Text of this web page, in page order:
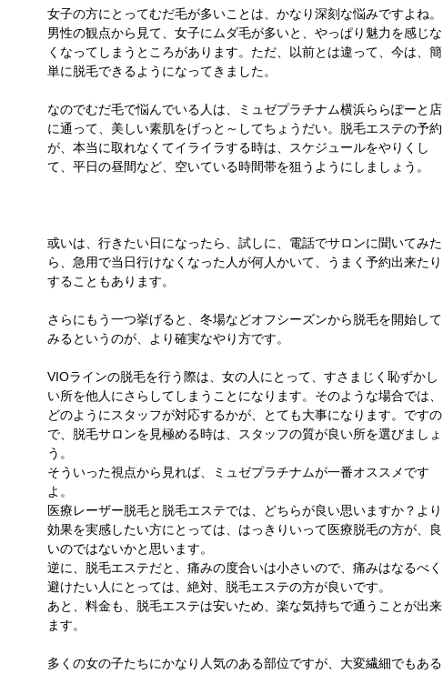
女子の方にとってむだ毛が多いことは、かなり深刻な悩みですよね。
男性の観点から見て、女子にムダ毛が多いと、やっぱり魅力を感じな
くなってしまうところがあります。ただ、以前とは違って、今は、簡
単に脱毛できるようになってきました。
なのでむだ毛で悩んでいる人は、ミュゼプラチナム横浜ららぽーと店
に通って、美しい素肌をげっと～してちょうだい。脱毛エステの予約
が、本当に取れなくてイライラする時は、スケジュールをやりくし
て、平日の昼間など、空いている時間帯を狙うようにしましょう。
或いは、行きたい日になったら、試しに、電話でサロンに聞いてみた
ら、急用で当日行けなくなった人が何人かいて、うまく予約出来たり
することもあります。
さらにもう一つ挙げると、冬場などオフシーズンから脱毛を開始して
みるというのが、より確実なやり方です。
VIOラインの脱毛を行う際は、女の人にとって、すさまじく恥ずかし
い所を他人にさらしてしまうことになります。そのような場合では、
どのようにスタッフが対応するかが、とても大事になります。ですの
で、脱毛サロンを見極める時は、スタッフの質が良い所を選びましょ
う。
そういった視点から見れば、ミュゼプラチナムが一番オススメです
よ。
医療レーザー脱毛と脱毛エステでは、どちらが良い思いますか？より
効果を実感したい方にとっては、はっきりいって医療脱毛の方が、良
いのではないかと思います。
逆に、脱毛エステだと、痛みの度合いは小さいので、痛みはなるべく
避けたい人にとっては、絶対、脱毛エステの方が良いです。
あと、料金も、脱毛エステは安いため、楽な気持ちで通うことが出来
ます。
多くの女の子たちにかなり人気のある部位ですが、大変繊細でもある